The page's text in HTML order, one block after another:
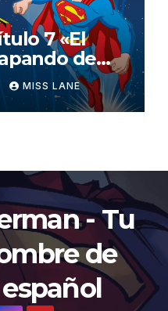
7 «El
de
MISS LANE
- Tu
de